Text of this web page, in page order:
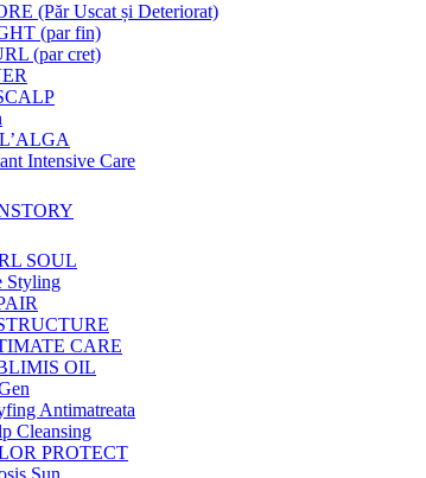
(Păr Uscat și Deteriorat)
(par fin)
(par cret)
Intensive Care
SOUL
Styling
CARE
OIL
Antimatreata
Cleansing
PROTECT
Sun